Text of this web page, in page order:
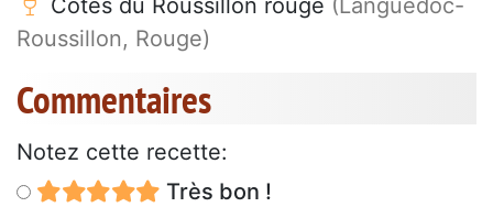
Côtes du Roussillon rouge (Languedoc-
Roussillon, Rouge)
Commentaires
Notez cette recette:
Très bon !